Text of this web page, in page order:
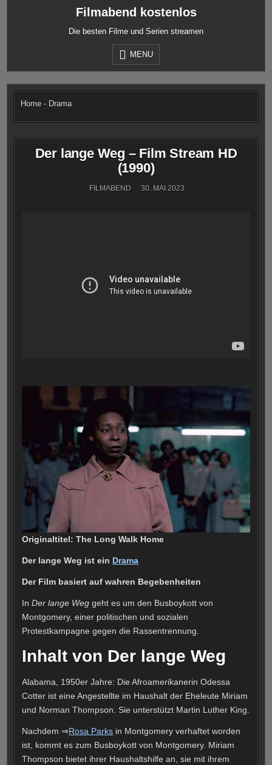
Filmabend kostenlos
Die besten Filme und Serien streamen
MENU
Home - Drama
Der lange Weg – Film Stream HD
(1990)
FILMABEND 30. MAI 2023
Originaltitel: The Long Walk Home
Der lange Weg ist ein Drama
Der Film basiert auf wahren Begebenheiten
InDer lange Weg geht es um den Busboykott von
Montgomery, einer politischen und sozialen
Protestkampagne gegen die Rassentrennung.
Inhalt von Der lange Weg
Alabama, 1950er Jahre: Die Afroamerikanerin Odessa
Cotter ist eine Angestellte im Haushalt der Eheleute Miriam
und Norman Thompson. Sie unterstützt Martin Luther King.
Nachdem ⇒Rosa Parks in Montgomery verhaftet worden
ist, kommt es zum Busboykott von Montgomery. Miriam
Thompson bietet ihrer Haushaltshilfe an, sie mit ihrem